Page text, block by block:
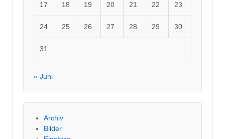
17 18 19 20 21 22 23
24 25 26 27 28 29 30
31
« Juni
Archiv
Bilder